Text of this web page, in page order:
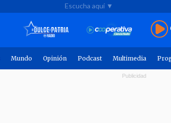
Escucha aquí ▼
Mundo Opinión Podcast Multimedia